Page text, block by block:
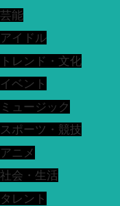
芸能
アイドル
トレンド・文化
イベント
ミュージック
スポーツ・競技
アニメ
社会・生活
タレント